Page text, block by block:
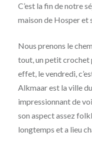
C’est la fin de notre
maison de Hosper et
Nous prenons le
tout, un petit crochet
effet, le vendredi,
Alkmaar est la ville
impressionnant de
son aspect assez
longtemps et a lieu